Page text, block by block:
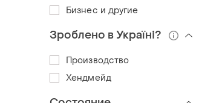
Бизнес и другие
Зроблено в Україні?
Производство
Хендмейд